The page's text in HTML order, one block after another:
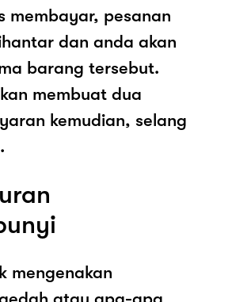
membayar, pesanan
dan anda akan
barang tersebut.
membuat dua
kemudian, selang
mengenakan